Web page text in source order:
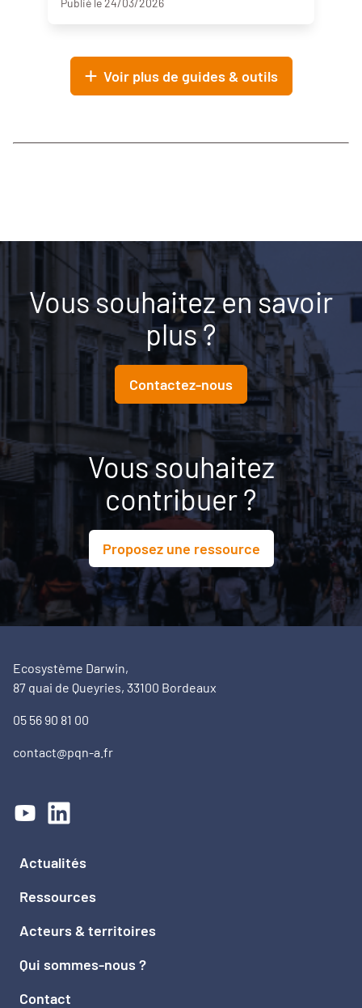
Publié le 24/03/2026
Voir plus de guides & outils
Vous souhaitez en savoir
plus ?
Contactez-nous
Vous souhaitez
contribuer ?
Proposez une ressource
Ecosystème Darwin,
87 quai de Queyries, 33100 Bordeaux
05 56 90 81 00
contact@pqn-a.fr
Actualités
Ressources
Acteurs & territoires
Qui sommes-nous ?
Contact